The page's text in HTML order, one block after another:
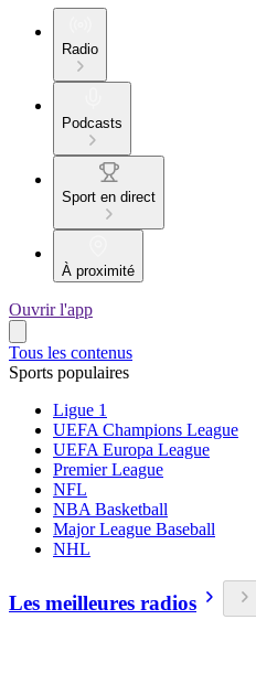
Radio
Podcasts
Sport en direct
À proximité
Ouvrir l'app
Tous les contenus
Sports populaires
Ligue 1
UEFA Champions League
UEFA Europa League
Premier League
NFL
NBA Basketball
Major League Baseball
NHL
Les meilleures radios